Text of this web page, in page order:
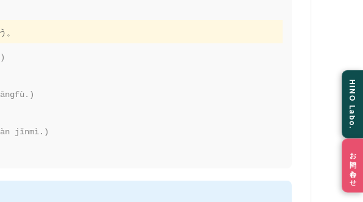
jǐnmì.)
HINO Labo.
お問い合わせ